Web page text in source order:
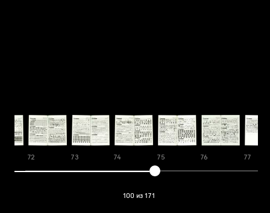
72 73 74 75 76 77
100 из 171